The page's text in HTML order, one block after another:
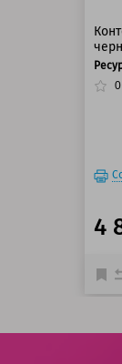
0
4